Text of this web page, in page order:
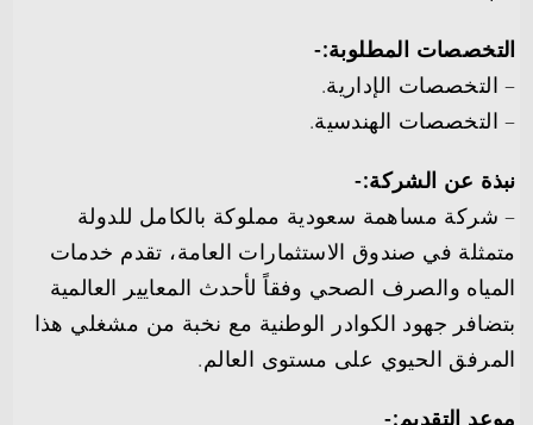
التخصصات المطلوبة:-
– التخصصات الإدارية.
– التخصصات الهندسية.
نبذة عن الشركة:-
– شركة مساهمة سعودية مملوكة بالكامل للدولة
متمثلة في صندوق الاستثمارات العامة، تقدم خدمات
المياه والصرف الصحي وفقاً لأحدث المعايير العالمية
بتضافر جهود الكوادر الوطنية مع نخبة من مشغلي هذا
المرفق الحيوي على مستوى العالم.
موعد التقديم:-